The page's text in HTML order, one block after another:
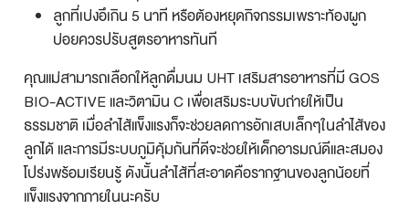
ลูกที่เบ่งอึเกิน 5 นาที หรือต้องหยุดกิจกรรมเพราะท้องผูก
บ่อยควรปรับสูตรอาหารทันที
คุณแม่สามารถเลือกให้ลูกดื่มนม UHT เสริมสารอาหารที่มี GOS
BIO-ACTIVE และวิตามิน C เพื่อเสริมระบบขับถ่ายให้เป็น
ธรรมชาติ เมื่อลำไส้แข็งแรงก็จะช่วยลดการอักเสบเล็กๆในลำไส้ของ
ลูกได้ และการมีระบบภูมิคุ้มกันที่ดีจะช่วยให้เด็กอารมณ์ดีและสมอง
โปร่งพร้อมเรียนรู้ ดังนั้นลำไส้ที่สะอาดคือรากฐานของลูกน้อยที่
แข็งแรงจากภายในนะครับ